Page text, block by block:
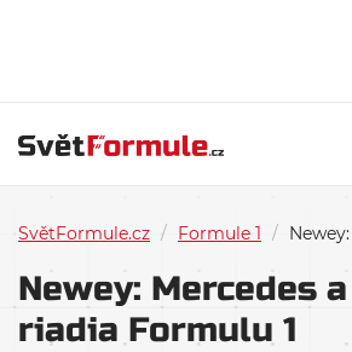
SvětFormule.cz / Formule 1 / Newey:
Newey: Mercedes
riadia Formulu 1